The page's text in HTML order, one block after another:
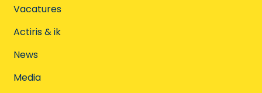
Vacatures
Actiris & ik
News
Media